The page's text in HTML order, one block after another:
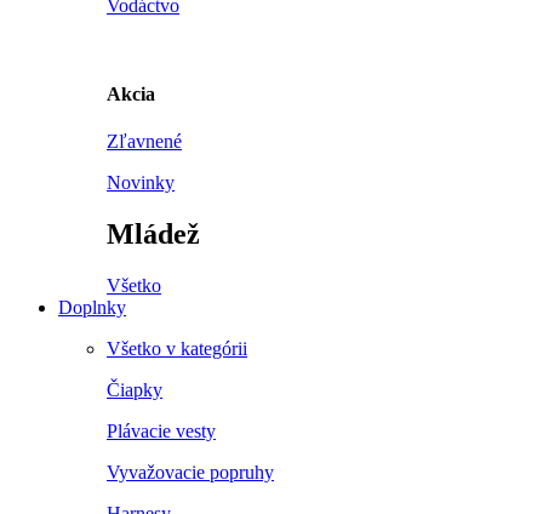
Vodáctvo
Akcia
Zľavnené
Novinky
Mládež
Všetko
Doplnky
Všetko v kategórii
Čiapky
Plávacie vesty
Vyvažovacie popruhy